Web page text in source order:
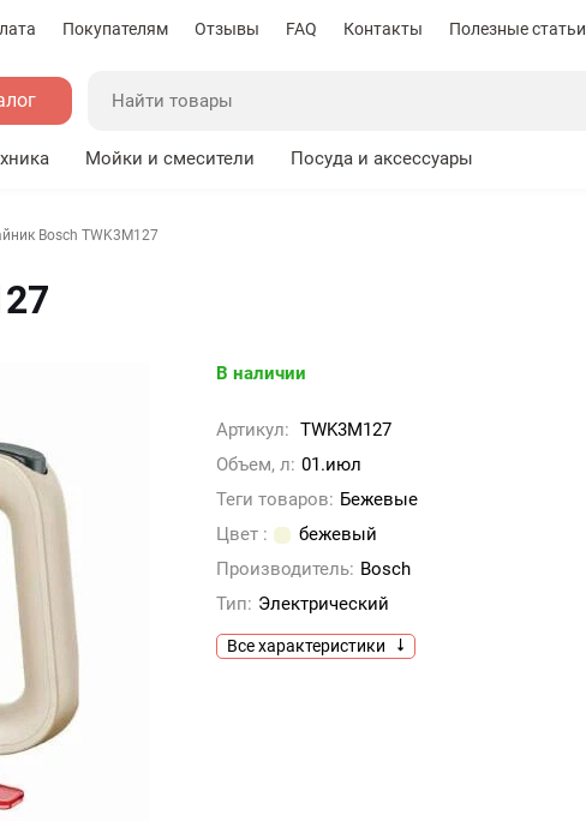
Покупателям Отзывы FAQ Контакты Полезные статьи
Мойки и смесители Посуда и аксессуары
Bosch TWK3M127
В наличии
Артикул: TWK3M127
Объем, л: 01.июл
Теги товаров: Бежевые
Цвет :
бежевый
Производитель: Bosch
Тип: Электрический
Все характеристики